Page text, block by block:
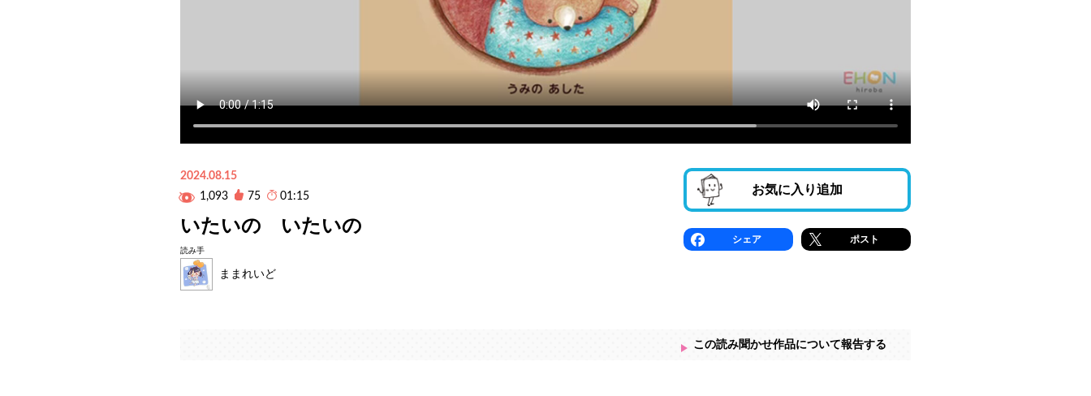
2024.08.15
1,093
75 01:15
いたいの いたいの
読み手
ままれいど
お気に入り追加
シェア ポスト
この読み聞かせ作品について報告する